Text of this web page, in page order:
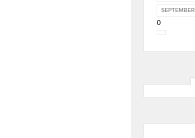
SEPTEMBER
0